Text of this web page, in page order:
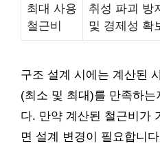
최대 사용
철근비
취성 파괴 방
및 경제성 확
구조 설계 시에는 계산된
(최소 및 최대)를 만족하
다. 만약 계산된 철근비가
면 설계 변경이 필요합니